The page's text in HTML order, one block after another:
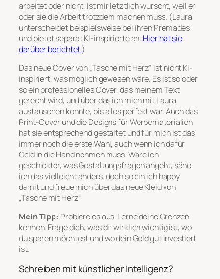
arbeitet oder nicht, ist mir letztlich wurscht, weil er
oder sie die Arbeit trotzdem machen muss. (Laura
unterscheidet beispielsweise bei ihren Premades
und bietet separat KI-inspirierte an. Hier hat sie
darüber berichtet.)
Das neue Cover von „Tasche mit Herz“ ist nicht KI-
inspiriert, was möglich gewesen wäre. Es ist so oder
so ein professionelles Cover, das meinem Text
gerecht wird, und über das ich mich mit Laura
austauschen konnte, bis alles perfekt war. Auch das
Print-Cover und die Designs für Werbematerialien
hat sie entsprechend gestaltet und für mich ist das
immer noch die erste Wahl, auch wenn ich dafür
Geld in die Hand nehmen muss. Wäre ich
geschickter, was Gestaltungsfragen angeht, sähe
ich das vielleicht anders, doch so bin ich happy
damit und freue mich über das neue Kleid von
„Tasche mit Herz“.
Mein Tipp: Probiere es aus. Lerne deine Grenzen
kennen. Frage dich, was dir wirklich wichtig ist, wo
du sparen möchtest und wo dein Geld gut investiert
ist.
Schreiben mit künstlicher Intelligenz?